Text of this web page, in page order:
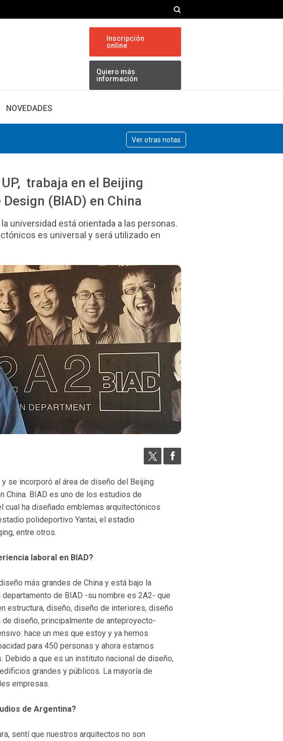
Inscripción
online
Quiero más
información
NOVEDADES
Ver otras notas
trabaja en el Beijing
(BIAD) en China
universidad está orientada a las personas.
es universal y será utilizado en
se incorporó al área de diseño del Beijing
China. BIAD es uno de los estudios de
cual ha diseñado emblemas arquitectónicos
polideportivo Yantai, el estadio
entre otros.
laboral en BIAD?
más grandes de China y está bajo la
de BIAD -su nombre es 2A2- que
estructura, diseño, diseño de interiores, diseño
diseño, principalmente de anteproyecto-
hace un mes que estoy y ya hemos
para 450 personas y ahora estamos
a que es un instituto nacional de diseño,
grandes y públicos. La mayoría de
empresas.
de Argentina?
sentí que nuestros arquitectos no son